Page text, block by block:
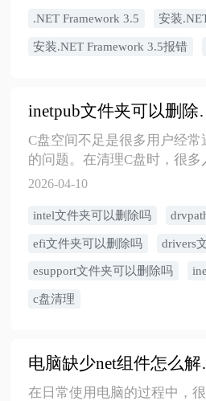
.NET Framework 3.5 安装
安装.NET Framework 3.5报错
inetpub文件夹可
C盘空间不足是很多用户经常
的问题。在清理C盘时，很多
发现一些不知名的文件夹，如
drvpath、esupport、esd 等，
道这些文件夹是否可以删除
法正常运行，甚至无法启动
文将详细介绍这些常见文件夹
前，请务必仔细阅读本文，避
造成不可逆的损害。
2026-04-10
​intel文件夹可以删除吗
efi文件夹可以删除吗 drivers
esupport文件夹可以删除吗
c盘清理
电脑缺
在日常使用电脑的过程中，